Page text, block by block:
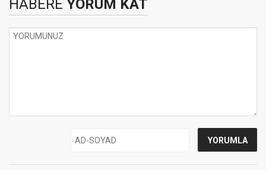
HABERE YORUM KAT